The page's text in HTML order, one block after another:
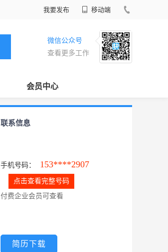
我要发布 移动端
微信公众号
查看更多工作
会员中心
联系信息
手机号码： 153****2907
点击查看完整号码
付费企业会员可查看
简历下载